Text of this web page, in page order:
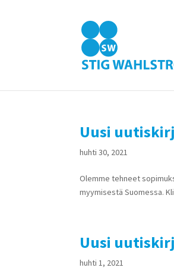
Uusi
huhti 30, 2021
Olemme tehneet
myymisestä
Uusi
huhti 1, 2021